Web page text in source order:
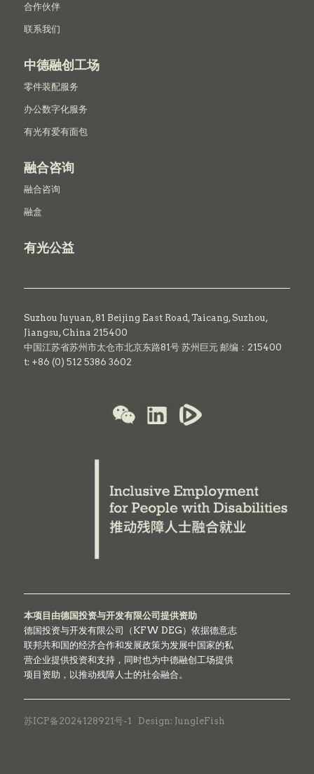
合作伙伴
联系我们
中德融创工场
零件装配服务
办公数字化服务
有光有爱有面包
融合咨询
融合咨询
融盒
有光公益
Suzhou Juyuan, 81 Beijing East Road,Taicang,Suzhou,
Jiangsu, China 215400
中国江苏省苏州市太仓市北京东路81号 苏州巨元 邮编：215400
t: +86 (0) 512 5386 3602
本项目由德国投资与开发有限公司提供资助
德国投资与开发有限公司（KFW DEG）依据德意志
联邦共和国的经济合作和发展政策为发展中国家的私
营企业提供投资和支持，同时也为中德融创工场提供
项目资助，以推动残障人士的社会融合。
苏ICP备2024128921号-1 Design: JungleFish